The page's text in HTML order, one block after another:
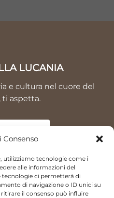
Consenso
utilizziamo tecnologie come i
alle informazioni del
tecnologie ci permetterà di
di navigazione o ID unici su
il consenso può influire
LUCANIA
e cultura nel cuore del
ti aspetta.